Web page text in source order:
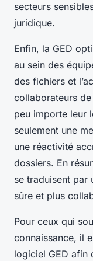
secteurs
juridique.
Enfin, la GED
au sein des
des fichiers et
collaborateurs
peu importe leur
seulement une
une réactivité
dossiers. En
se traduisent par
sûre et plus
Pour ceux qui
connaissance, il
logiciel GED afin